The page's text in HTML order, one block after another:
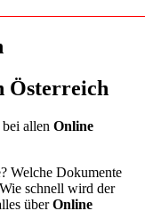
Österreich
bei allen Online
Welche Dokumente
schnell wird der
überOnline